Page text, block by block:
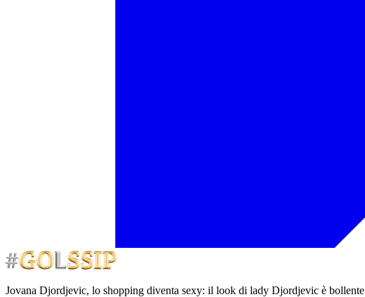
Jovana Djordjevic, lo shopping diventa sexy: il look di lady Djordjevic è bollente